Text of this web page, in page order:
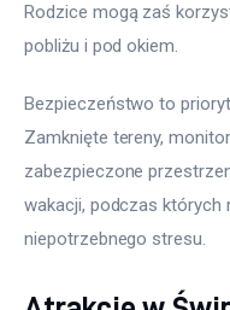
Rodzice mogą zaś
pobliżu i pod okiem.
Bezpieczeństwo to
Zamknięte tereny,
zabezpieczone
wakacji, podczas których
niepotrzebnego stresu.